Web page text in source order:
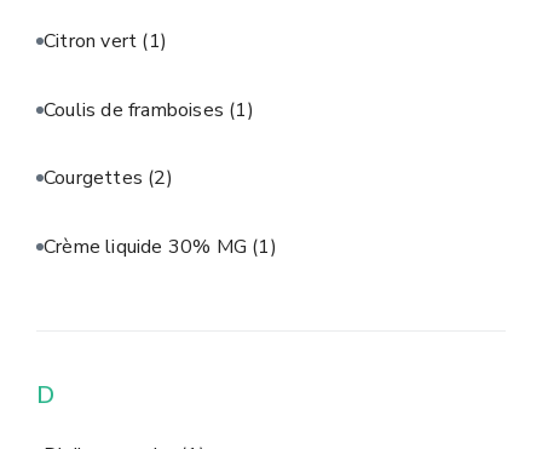
Citron vert (1)
Coulis de framboises (1)
Courgettes (2)
Crème liquide 30% MG (1)
D